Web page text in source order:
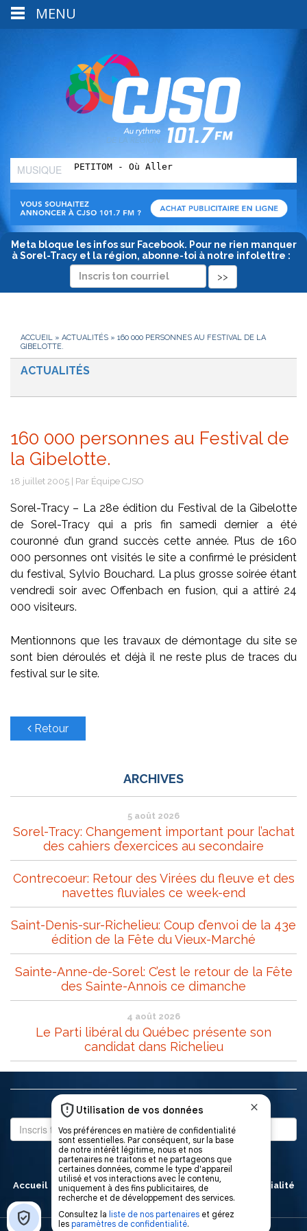
MUSIQUE
:
Meta bloque les infos sur Facebook. Pour ne rien manquer
à Sorel-Tracy et la région, abonne-toi à notre infolettre :
ACCUEIL » ACTUALITÉS » 160 000 PERSONNES AU FESTIVAL DE LA
GIBELOTTE.
ACTUALITÉS
160 000 personnes au Festival de
la Gibelotte.
18 juillet 2005 | Par Équipe CJSO
Sorel-Tracy – La 28e édition du Festival de la Gibelotte
de Sorel-Tracy qui a pris fin samedi dernier a été
couronné d’un grand succès cette année. Plus de 160
000 personnes ont visités le site a confirmé le président
du festival, Sylvio Bouchard. La plus grosse soirée étant
vendredi soir avec Offenbach en fusion, qui a attiré 24
000 visiteurs.
Mentionnons que les travaux de démontage du site se
sont bien déroulés et déjà il ne reste plus de traces du
festival sur le site.
Retour
ARCHIVES
5 août 2026
Sorel-Tracy: Changement important pour l’achat
des cahiers d’exercices au secondaire
Contrecoeur: Retour des Virées du fleuve et des
navettes fluviales ce week-end
Saint-Denis-sur-Richelieu: Coup d’envoi de la 43e
édition de la Fête du Vieux-Marché
Sainte-Anne-de-Sorel: C’est le retour de la Fête
des Sainte-Annois ce dimanche
4 août 2026
Le Parti libéral du Québec présente son
candidat dans Richelieu
Abonne-toi à notre infolettre
Accueil À propos L’équipe
Politique de confidentialité
Contact
Publicité
MENU